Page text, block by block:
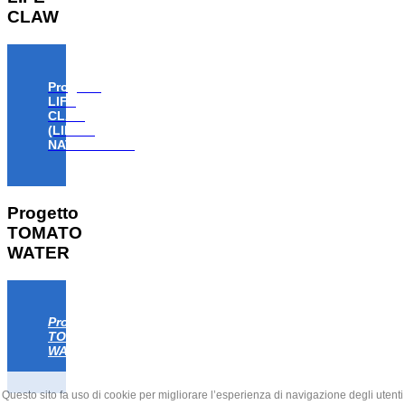
CLAW
Progetto
LIFE
CLAW
(LIFE18
NAT/IT/000806)
Progetto
TOMATO
WATER
Progetto
TOMATO
WATER
Questo sito fa uso di cookie per migliorare l’esperienza di navigazione degli utenti